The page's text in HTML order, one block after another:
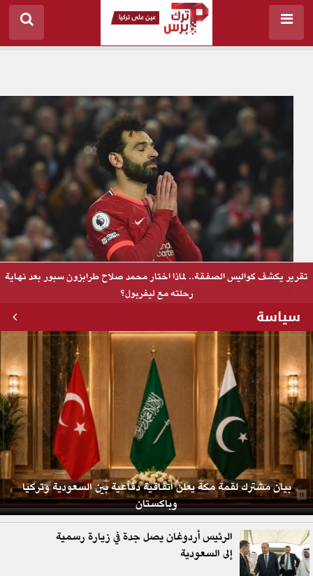
تقرير يكشف كواليس الصفقة.. لماذا اختار محمد صلاح طرابزون سبور بعد نهاية
رحلته مع ليفربول؟
سياسة
بيان مشترك لقمة مكة يعلن اتفاقية دفاعية بين السعودية وتركيا
وباكستان
الرئيس أردوغان يصل جدة في زيارة رسمية
إلى السعودية